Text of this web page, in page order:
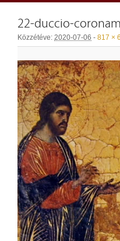
22-duccio-
Közzétéve: 2020-07-06 - 817 ×